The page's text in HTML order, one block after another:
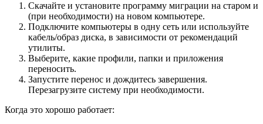
Скачайте и установите программу миграции на старом и
(при необходимости) на новом компьютере.
Подключите компьютеры в одну сеть или используйте
кабель/образ диска, в зависимости от рекомендаций
утилиты.
Выберите, какие профили, папки и приложения
переносить.
Запустите перенос и дождитесь завершения.
Перезагрузите систему при необходимости.
Когда это хорошо работает: